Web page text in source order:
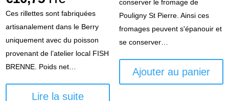
Ces rillettes sont fabriquées
artisanalement dans le Berry
uniquement avec du poisson
provenant de l’atelier local FISH
BRENNE. Poids net…
Lire la suite
conserver le fromage de
Pouligny St Pierre. Ainsi ces
fromages peuvent s'épanouir et
se conserver…
Ajouter au panier